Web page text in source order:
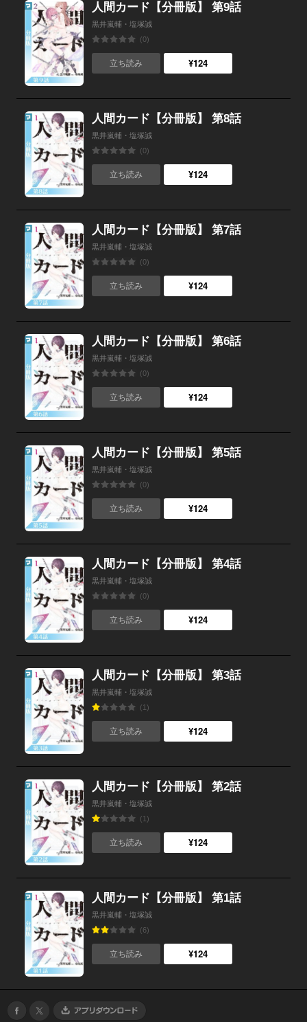
人間カード【分冊版】 第9話
黒井嵐輔・塩塚誠
(0)
立ち読み ¥124
人間カード【分冊版】 第8話
黒井嵐輔・塩塚誠
(0)
立ち読み ¥124
人間カード【分冊版】 第7話
黒井嵐輔・塩塚誠
(0)
立ち読み ¥124
人間カード【分冊版】 第6話
黒井嵐輔・塩塚誠
(0)
立ち読み ¥124
人間カード【分冊版】 第5話
黒井嵐輔・塩塚誠
(0)
立ち読み ¥124
人間カード【分冊版】 第4話
黒井嵐輔・塩塚誠
(0)
立ち読み ¥124
人間カード【分冊版】 第3話
黒井嵐輔・塩塚誠
(1)
立ち読み ¥124
人間カード【分冊版】 第2話
黒井嵐輔・塩塚誠
(1)
立ち読み ¥124
人間カード【分冊版】 第1話
黒井嵐輔・塩塚誠
(6)
立ち読み ¥124